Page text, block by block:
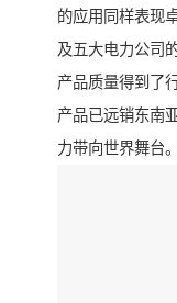
的应用同样表现
及五大电力公司
产品质量得到了
产品已远销东南
力带向世界舞台。